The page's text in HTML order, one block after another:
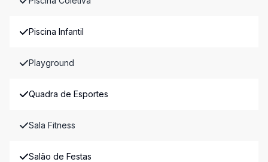
Piscina Infantil
Playground
Quadra de Esportes
Sala Fitness
Salão de Festas